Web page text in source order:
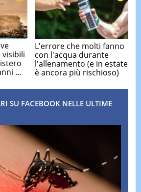
...
L'errore che molti fanno
con l'acqua durante
l'allenamento (e in estate
è ancora più rischioso)
SU FACEBOOK NELLE ULTIME